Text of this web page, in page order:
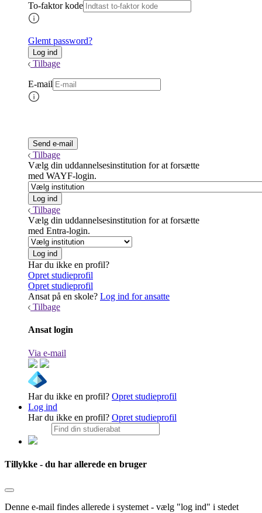
To-faktor kode
Glemt password?
Tilbage
E-mail
Tilbage
Vælg din uddannelsesinstitution for at forsætte
med WAYF-login.
Tilbage
Vælg din uddannelsesinstitution for at forsætte
med Entra-login.
Har du ikke en profil?
Opret studieprofil
Opret studieprofil
Ansat på en skole? Log ind for ansatte
Tilbage
Ansat login
Via e-mail
Har du ikke en profil? Opret studieprofil
Log ind
Har du ikke en profil? Opret studieprofil
Tillykke - du har allerede en bruger
Denne e-mail findes allerede i systemet - vælg "log ind" i stedet